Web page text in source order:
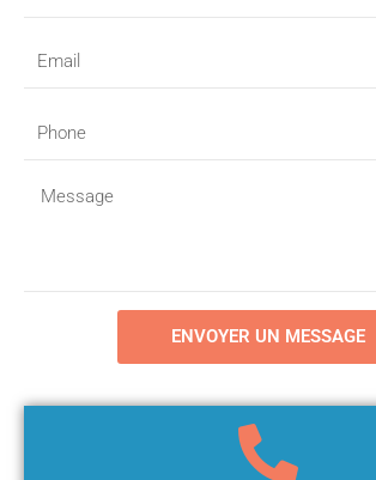
Message
ENVOYER UN MESSAGE